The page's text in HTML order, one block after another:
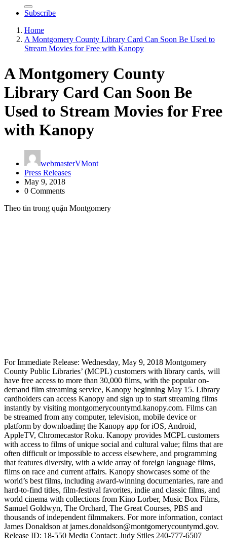
Subscribe
Home
A Montgomery County Library Card Can Soon Be Used to
Stream Movies for Free with Kanopy
A Montgomery County
Library Card Can Soon Be
Used to Stream Movies for Free
with Kanopy
webmasterVMont
Press Releases
May 9, 2018
0 Comments
Theo tin trong quận Montgomery
For Immediate Release: Wednesday, May 9, 2018 Montgomery
County Public Libraries’ (MCPL) customers with library cards, will
have free access to more than 30,000 films, with the popular on-
demand film streaming service, Kanopy beginning May 15. Library
cardholders can access Kanopy and sign up to start streaming films
instantly by visiting montgomerycountymd.kanopy.com. Films can
be streamed from any computer, television, mobile device or
platform by downloading the Kanopy app for iOS, Android,
AppleTV, Chromecastor Roku. Kanopy provides MCPL customers
with access to films of unique social and cultural value; films that are
often difficult or impossible to access elsewhere, and programming
that features diversity, with a wide array of foreign language films,
films on race and current affairs. Kanopy showcases some of the
world’s best films, including award-winning documentaries, rare and
hard-to-find titles, film-festival favorites, indie and classic films, and
world cinema with collections from Kino Lorber, Music Box Films,
Samuel Goldwyn, The Orchard, The Great Courses, PBS and
thousands of independent filmmakers. For more information, contact
James Donaldson at james.donaldson@montgomerycountymd.gov.
Release ID: 18-550 Media Contact: Judy Stiles 240-777-6507